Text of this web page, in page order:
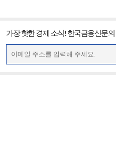
가장 핫한 경제 소식! 한국금융신문의